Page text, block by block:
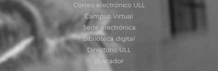
Correo electrónico ULL
Campus Virtual
Sede electrónica
Biblioteca digital
Directorio ULL
Buscador